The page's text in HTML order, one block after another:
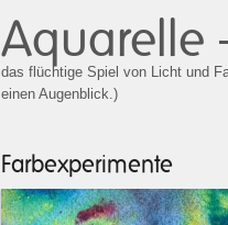
Aquarelle
das flüchtige Spiel von Licht und
einen Augenblick.)
Farbexperimente